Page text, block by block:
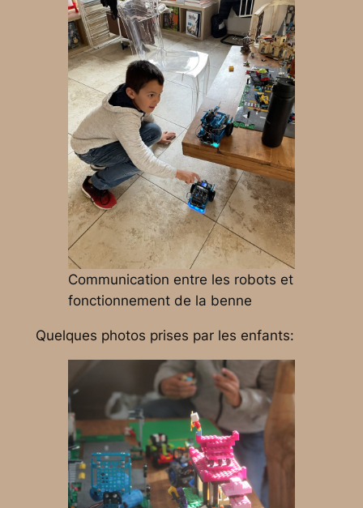
Communication entre les robots et
fonctionnement de la benne
Quelques photos prises par les enfants: